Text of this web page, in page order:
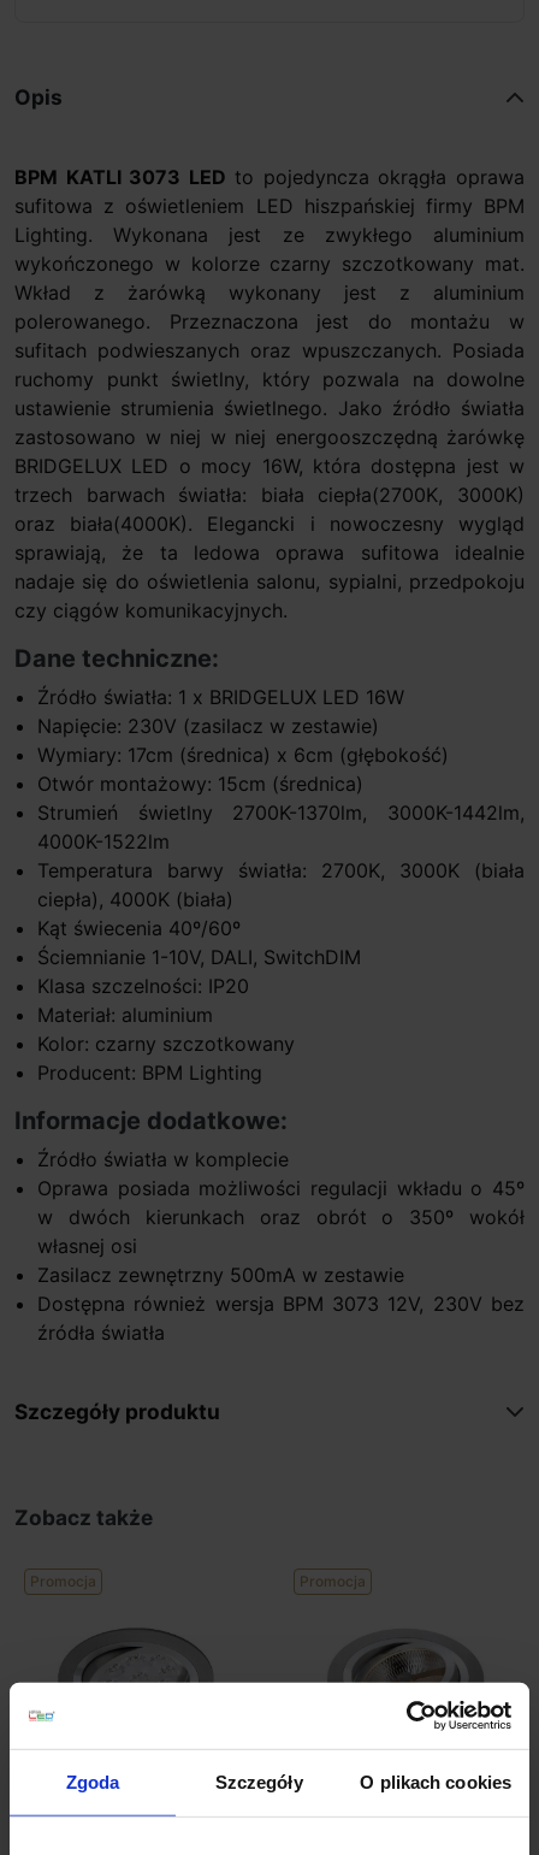
Zgoda Szczegóły O plikach cookies
Opis
BPM KATLI 3073 LED to pojedyncza okrągła oprawa
sufitowa z oświetleniem LED hiszpańskiej firmy BPM
Lighting. Wykonana jest ze zwykłego aluminium
wykończonego w kolorze czarny szczotkowany mat.
Wkład z żarówką wykonany jest z aluminium
polerowanego. Przeznaczona jest do montażu w
sufitach podwieszanych oraz wpuszczanych. Posiada
ruchomy punkt świetlny, który pozwala na dowolne
ustawienie strumienia świetlnego. Jako źródło światła
zastosowano w niej w niej energooszczędną żarówkę
BRIDGELUX LED o mocy 16W, która dostępna jest w
trzech barwach światła: biała ciepła(2700K, 3000K)
oraz biała(4000K). Elegancki i nowoczesny wygląd
sprawiają, że ta ledowa oprawa sufitowa idealnie
nadaje się do oświetlenia salonu, sypialni, przedpokoju
czy ciągów komunikacyjnych.
Dane techniczne:
Źródło światła: 1 x BRIDGELUX LED 16W
Napięcie: 230V (zasilacz w zestawie)
Wymiary: 17cm (średnica) x 6cm (głębokość)
Otwór montażowy: 15cm (średnica)
Strumień świetlny 2700K-1370lm, 3000K-1442lm,
4000K-1522lm
Temperatura barwy światła: 2700K, 3000K (biała
ciepła), 4000K (biała)
Kąt świecenia 40º/60º
Ściemnianie 1-10V, DALI, SwitchDIM
Klasa szczelności: IP20
Materiał: aluminium
Kolor: czarny szczotkowany
Producent: BPM Lighting
Informacje dodatkowe:
Źródło światła w komplecie
Oprawa posiada możliwości regulacji wkładu o 45º
w dwóch kierunkach oraz obrót o 350º wokół
własnej osi
Zasilacz zewnętrzny 500mA w zestawie
Dostępna również wersja BPM 3073 12V, 230V bez
źródła światła
Szczegóły produktu
Zobacz także
Promocja
BPM CATLI
Promocja
BPM CATLI